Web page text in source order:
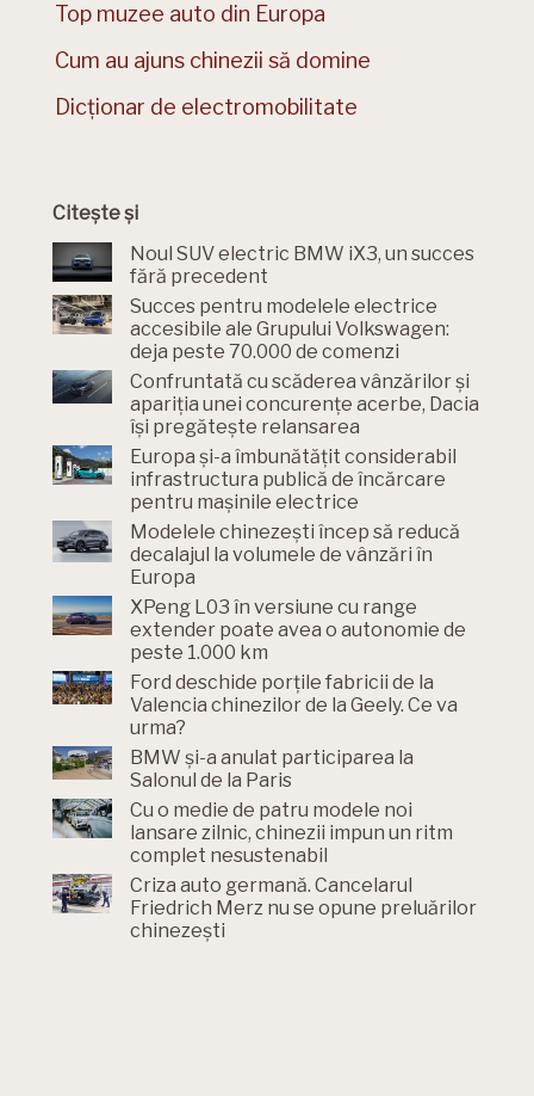
Top muzee auto din Europa
Cum au ajuns chinezii să domine
Dicționar de electromobilitate
Citește și
Noul SUV electric BMW iX3, un succes
fără precedent
Succes pentru modelele electrice
accesibile ale Grupului Volkswagen:
deja peste 70.000 de comenzi
Confruntată cu scăderea vânzărilor și
apariția unei concurențe acerbe, Dacia
își pregătește relansarea
Europa și-a îmbunătățit considerabil
infrastructura publică de încărcare
pentru mașinile electrice
Modelele chinezești încep să reducă
decalajul la volumele de vânzări în
Europa
XPeng L03 în versiune cu range
extender poate avea o autonomie de
peste 1.000 km
Ford deschide porțile fabricii de la
Valencia chinezilor de la Geely. Ce va
urma?
BMW și-a anulat participarea la
Salonul de la Paris
Cu o medie de patru modele noi
lansare zilnic, chinezii impun un ritm
complet nesustenabil
Criza auto germană. Cancelarul
Friedrich Merz nu se opune preluărilor
chinezești